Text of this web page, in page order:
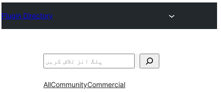
Plugin Directory
تلاش
AllCommunityCommercial